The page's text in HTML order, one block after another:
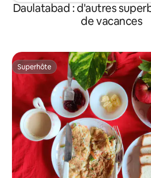
Daulatabad : d'autres
de vacances
Superhôte
Superhôte